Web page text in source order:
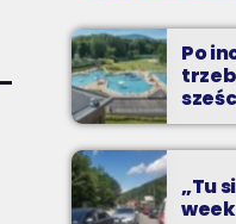
to najgorętsze
perełki,
nowości i
z wakacji!
Po
„Tu